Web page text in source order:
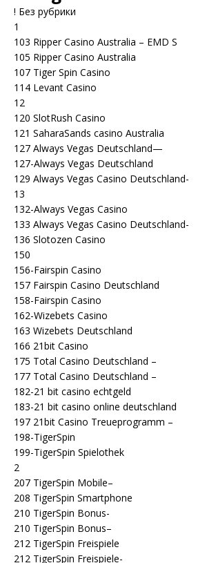
! Без рубрики
1
103 Ripper Casino Australia – EMD S
105 Ripper Casino Australia
107 Tiger Spin Casino
114 Levant Casino
12
120 SlotRush Casino
121 SaharaSands casino Australia
127 Always Vegas Deutschland—
127-Always Vegas Deutschland
129 Always Vegas Casino Deutschland-
13
132-Always Vegas Casino
133 Always Vegas Casino Deutschland-
136 Slotozen Casino
150
156-Fairspin Casino
157 Fairspin Casino Deutschland
158-Fairspin Casino
162-Wizebets Casino
163 Wizebets Deutschland
166 21bit Casino
175 Total Casino Deutschland –
177 Total Casino Deutschland –
182-21 bit casino echtgeld
183-21 bit casino online deutschland
197 21bit Casino Treueprogramm –
198-TigerSpin
199-TigerSpin Spielothek
2
207 TigerSpin Mobile–
208 TigerSpin Smartphone
210 TigerSpin Bonus-
210 TigerSpin Bonus–
212 TigerSpin Freispiele
212 TigerSpin Freispiele-